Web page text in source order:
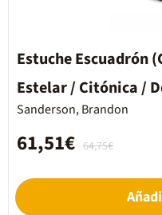
Estuche Escuadrón
Estelar / Citónica /
Sanderson, Brandon
64,75€
61,51€